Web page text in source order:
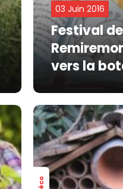
03 Juin 2016
Festival
vers la